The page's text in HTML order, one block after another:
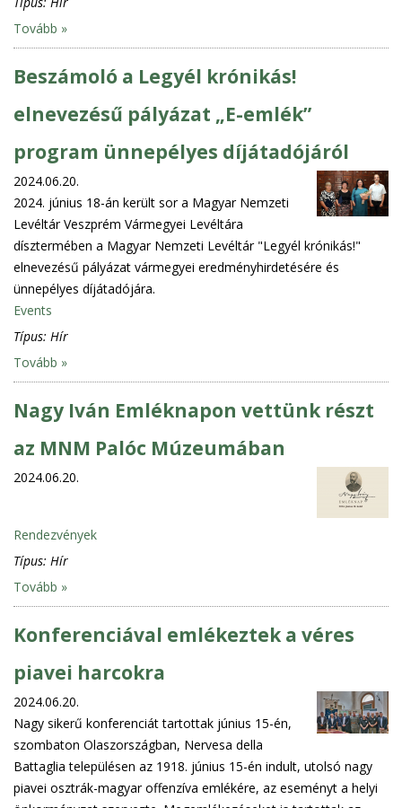
Tovább »
Beszámoló a Legyél krónikás!
elnevezésű pályázat „E-emlék”
program ünnepélyes díjátadójáról
2024.06.20.
2024. június 18-án került sor a Magyar Nemzeti
Levéltár Veszprém Vármegyei Levéltára
dísztermében a Magyar Nemzeti Levéltár "Legyél krónikás!"
elnevezésű pályázat vármegyei eredményhirdetésére és
ünnepélyes díjátadójára.
Events
Típus: Hír
Tovább »
Nagy Iván Emléknapon vettünk részt
az MNM Palóc Múzeumában
2024.06.20.
Rendezvények
Típus: Hír
Tovább »
Konferenciával emlékeztek a véres
piavei harcokra
2024.06.20.
Nagy sikerű konferenciát tartottak június 15-én,
szombaton Olaszországban, Nervesa della
Battaglia településen az 1918. június 15-én indult, utolsó nagy
piavei osztrák-magyar offenzíva emlékére, az eseményt a helyi